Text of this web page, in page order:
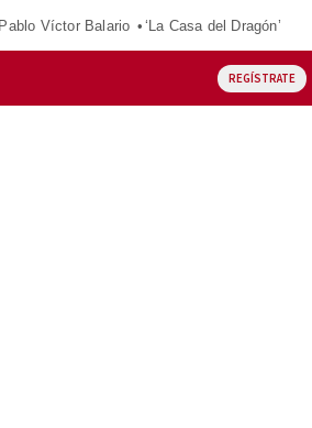
Pablo Víctor Balario ‘La Casa del Dragón’
REGÍSTRATE